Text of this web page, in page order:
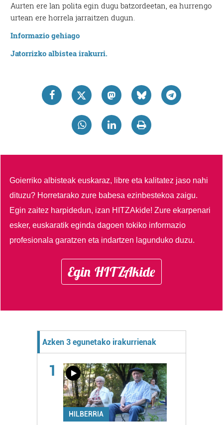
Aurten ere lan polita egin dugu batzordeetan, ea hurrengo
urtean ere horrela jarraitzen dugun.
Informazio gehiago
Jatorrizko albistea irakurri.
Goierriko albisteak euskaraz, libre eta kalitatez jaso nahi
dituzu? Horretarako zure babesa ezinbestekoa zaigu.
Egin zaitez harpidedun, izan HITZAkide!Zure ekarpenari
esker, euskaratik eginda dagoen tokiko informazio
profesionala garatzen eta indartzen lagunduko duzu.
Egin HITZAkide
Azken 3 egunetako irakurrienak
1
HILBERRIA